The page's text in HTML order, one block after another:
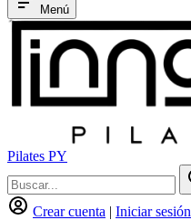
Menú
Pilates PY
Crear cuenta | Iniciar sesión